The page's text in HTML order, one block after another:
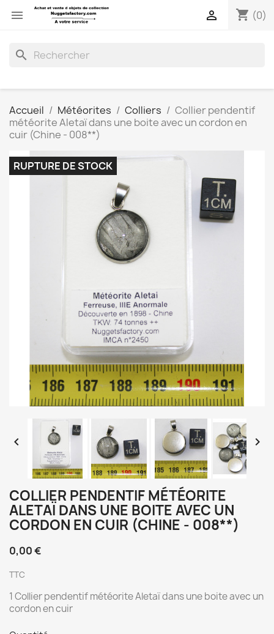
 shopping_cart (0)

search
Accueil Météorites Colliers
Collier pendentif
météorite Aletaï dans une boite avec un cordon en
cuir (Chine - 008**)
RUPTURE DE STOCK
 
COLLIER PENDENTIF MÉTÉORITE
ALETAÏ DANS UNE BOITE AVEC UN
CORDON EN CUIR (CHINE - 008**)
0,00 €
TTC
1 Collier pendentif météorite Aletaï dans une boite avec un
cordon en cuir